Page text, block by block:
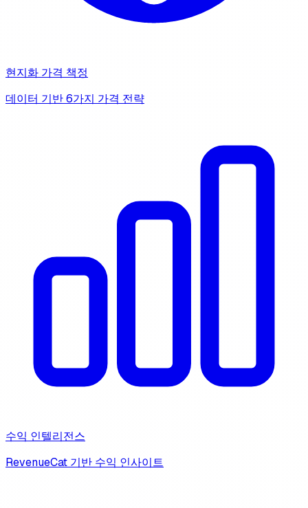
현지화 가격 책정
데이터 기반 6가지 가격 전략
수익 인텔리전스
RevenueCat 기반 수익 인사이트